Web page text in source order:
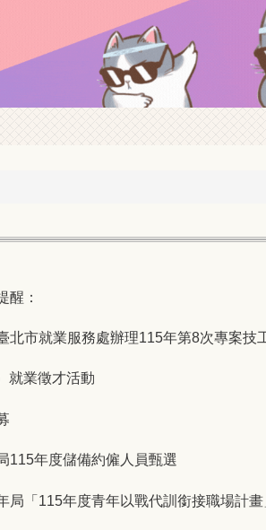
醒：
北市就業服務處辦理115年第8次專案技
就業徵才活動
115年度儲備約僱人員甄選
局「115年度青年以戰代訓銜接職場計